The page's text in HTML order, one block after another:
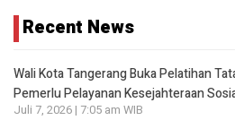
Recent News
Wali Kota Tangerang Buka Pelatihan
Pemerlu Pelayanan Kesejahteraan
Juli 7, 2026 | 7:05 am WIB